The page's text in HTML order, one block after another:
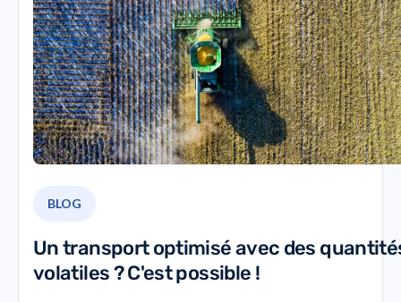
BLOG
Un transport optimisé avec des
volatiles ? C'est possible !